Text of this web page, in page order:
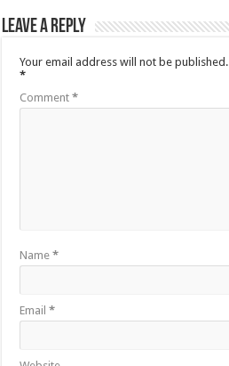
Leave a Reply
Your email address will not be published.
*
Comment*
Name*
Email*